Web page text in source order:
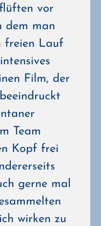
vor
dem man
freien Lauf
Film, der
Team
Kopf frei
gerne mal
wirken zu